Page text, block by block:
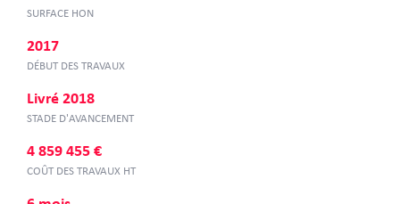
SURFACE HON
2017
DÉBUT DES TRAVAUX
Livré 2018
STADE D'AVANCEMENT
4 859 455 €
COÛT DES TRAVAUX HT